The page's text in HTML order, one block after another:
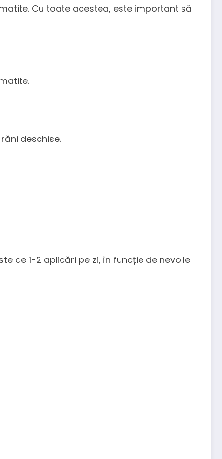
Cu toate acestea, este important să
deschise.
de 1-2 aplicări pe zi, în funcție de nevoile